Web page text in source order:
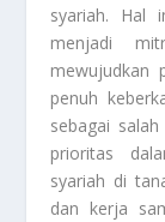
syariah. Hal
menjadi
mewujudkan
penuh
sebagai
prioritas
syariah di
dan kerja